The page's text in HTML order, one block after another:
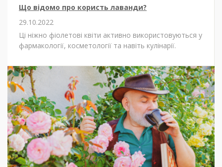
Що відомо про користь лаванди?
29.10.2022
Ці ніжно фіолетові квіти активно використовуються у
фармакології, косметології та навіть кулінарії.